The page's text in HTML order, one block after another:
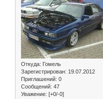
Откуда: Гомель
Зарегистрирован: 19.07.2012
Приглашений: 0
Сообщений: 47
Уважение: [+0/-0]